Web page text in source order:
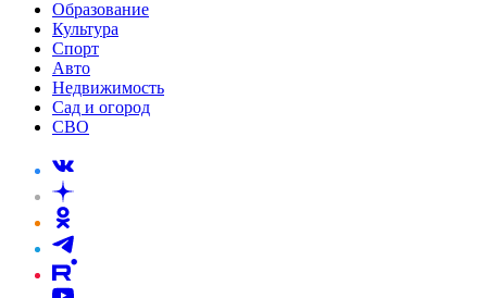
Образование
Культура
Спорт
Авто
Недвижимость
Сад и огород
СВО